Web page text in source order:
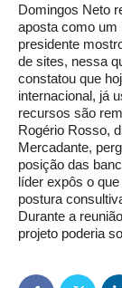
Domingos Neto
aposta como um
presidente
de sites, nessa
constatou que
internacional, já
recursos são
Rogério Rosso,
Mercadante,
posição das
líder expôs o
postura
Durante a
projeto poderia